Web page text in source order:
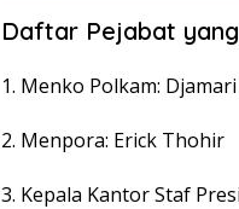
Daftar Pejabat
1. Menko Polkam:
2. Menpora: Erick Thohir
3. Kepala Kantor Staf